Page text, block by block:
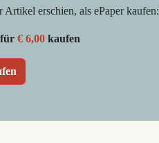
Artikel erschien, als ePaper kaufen:
für€ 6,00 kaufen